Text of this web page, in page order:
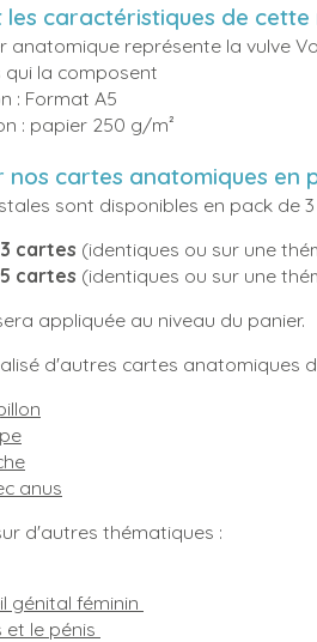
les caractéristiques de
anatomique représente la vulve
qui la composent
: Format A5
: papier 250 g/m²
nos cartes anatomiques en
sont disponibles en pack de
cartes (identiques ou sur une
cartes (identiques ou sur une
appliquée au niveau du panier.
d'autres cartes anatomiques
anus
d'autres thématiques :
génital féminin
et le pénis